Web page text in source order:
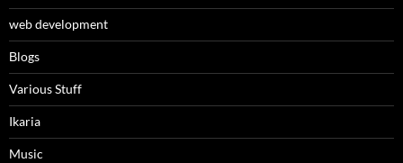
web development
Βlogs
Various Stuff
Ikaria
Music